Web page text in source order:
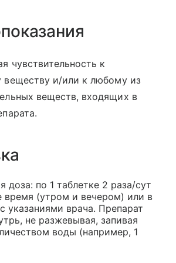
чувствительность к
веществу и/или к любому из
веществ, входящих в
доза: по 1 таблетке 2 раза/сут
время (утром и вечером) или в
указаниями врача. Препарат
не разжевывая, запивая
воды (например, 1